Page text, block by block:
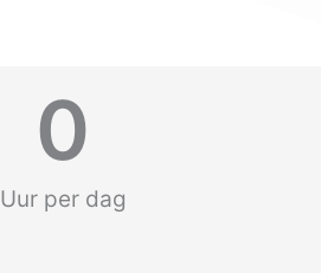
Uur per dag
0